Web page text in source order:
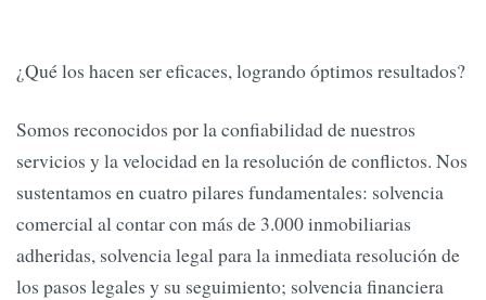
¿Qué los hacen ser eficaces, logrando óptimos resultados?
Somos reconocidos por la confiabilidad de nuestros
servicios y la velocidad en la resolución de conflictos. Nos
sustentamos en cuatro pilares fundamentales: solvencia
comercial al contar con más de 3.000 inmobiliarias
adheridas, solvencia legal para la inmediata resolución de
los pasos legales y su seguimiento; solvencia financiera